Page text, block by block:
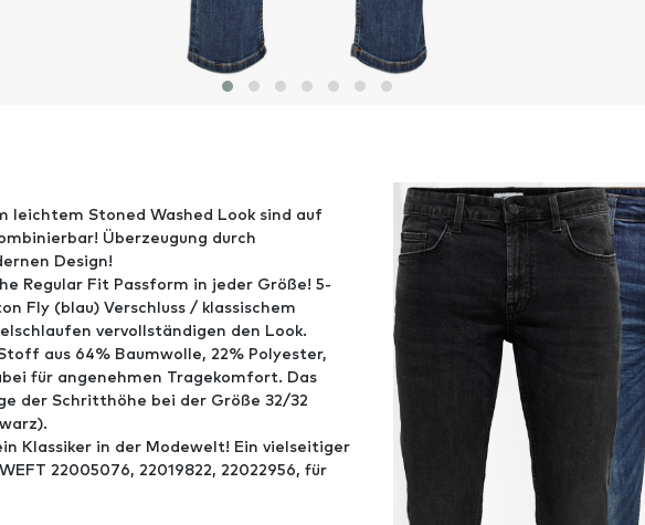
leichtem Stoned Washed Look sind auf
Überzeugung durch
Design!
Regular Fit Passform in jeder Größe! 5-
Fly (blau) Verschluss / klassischem
vervollständigen den Look.
aus 64% Baumwolle, 22% Polyester,
für angenehmen Tragekomfort. Das
der Schritthöhe bei der Größe 32/32
Klassiker in der Modewelt! Ein vielseitiger
22005076, 22019822, 22022956, für